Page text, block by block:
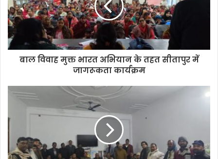
बाल विवाह मुक्त भारत अभियान के तहत सीतापुर में
जागरूकता कार्यक्रम